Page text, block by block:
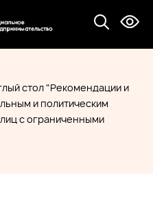
стол "Рекомендации и
и политическим
с ограниченными